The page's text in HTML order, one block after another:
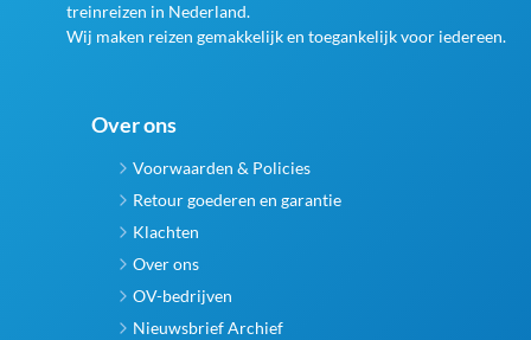
productpagina
treinreizen in Nederland.
Wij maken reizen gemakkelijk en toegankelijk voor iedereen.
Over ons
Voorwaarden & Policies
Retour goederen en garantie
Klachten
Over ons
OV-bedrijven
Nieuwsbrief Archief